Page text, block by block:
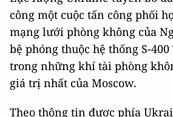
công một cuộc tấn công phối
mạng lưới phòng không của
bệ phóng thuộc hệ thống S-
trong những khí tài phòng
giá trị nhất của Moscow.
Theo thông tin được phía